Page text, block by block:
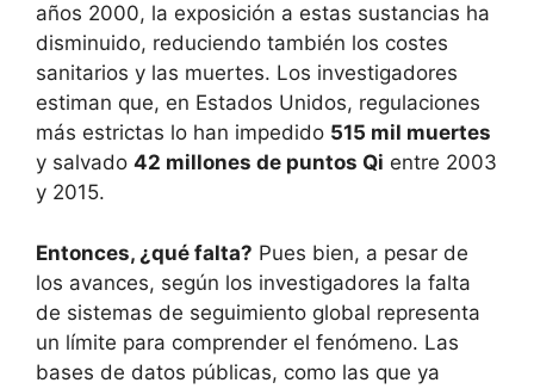
años 2000, la exposición a estas sustancias ha
disminuido, reduciendo también los costes
sanitarios y las muertes. Los investigadores
estiman que, en Estados Unidos, regulaciones
más estrictas lo han impedido 515 mil muertes
y salvado 42 millones de puntos Qi entre 2003
y 2015.
Entonces, ¿qué falta? Pues bien, a pesar de
los avances, según los investigadores la falta
de sistemas de seguimiento global representa
un límite para comprender el fenómeno. Las
bases de datos públicas, como las que ya